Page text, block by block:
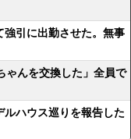
強引に出勤させた。無事
ゃんを交換した」全員で
ルハウス巡りを報告した